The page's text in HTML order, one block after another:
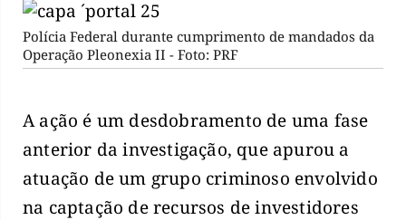
Polícia Federal durante cumprimento de mandados da
Operação Pleonexia II - Foto: PRF
A ação é um desdobramento de uma fase
anterior da investigação, que apurou a
atuação de um grupo criminoso envolvido
na captação de recursos de investidores